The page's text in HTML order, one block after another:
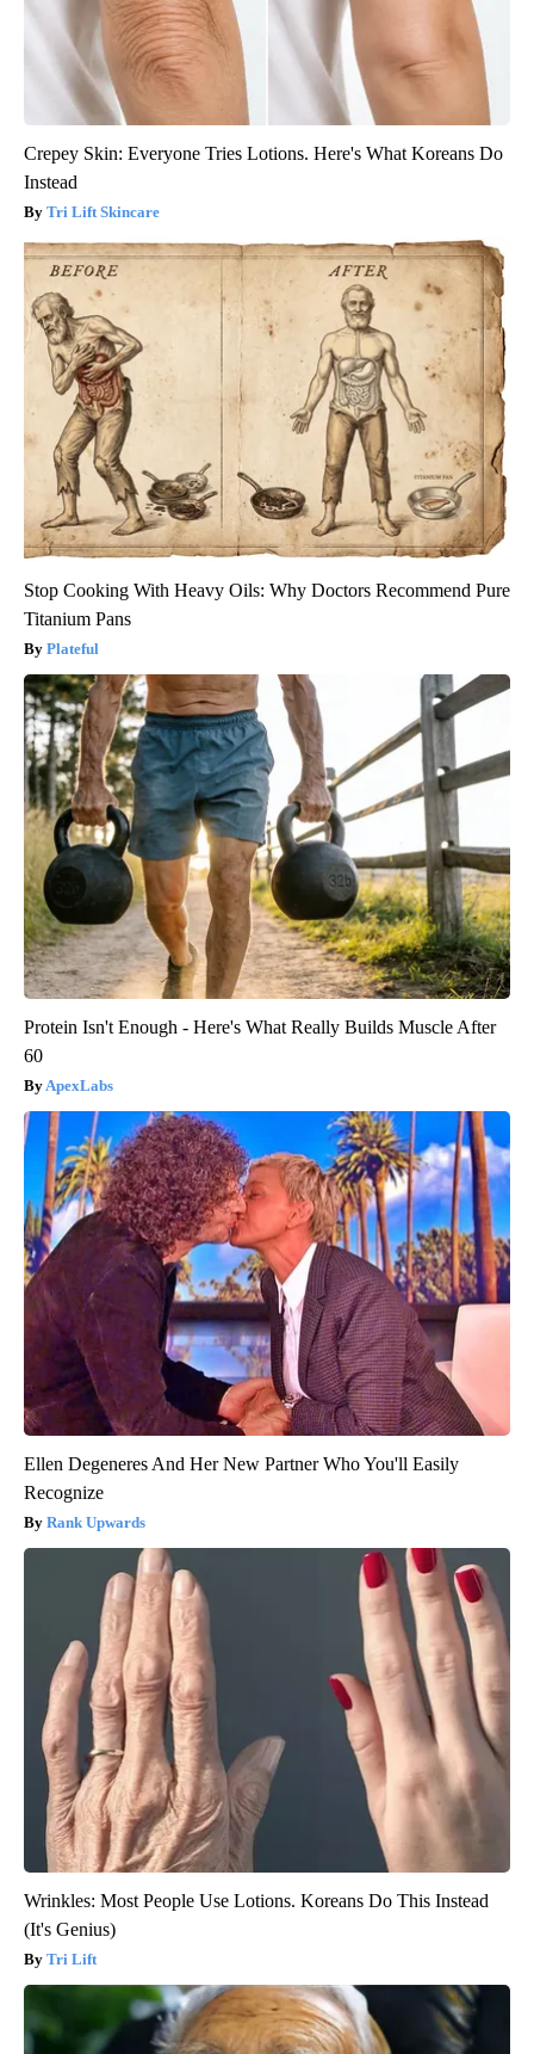
Crepey Skin: Everyone Tries Lotions. Here's What Koreans Do
Instead
Tri Lift Skincare
Stop Cooking With Heavy Oils: Why Doctors Recommend Pure
Titanium Pans
Plateful
Protein Isn't Enough - Here's What Really Builds Muscle After
60
ApexLabs
Ellen Degeneres And Her New Partner Who You'll Easily
Recognize
Rank Upwards
Wrinkles: Most People Use Lotions. Koreans Do This Instead
(It's Genius)
Tri Lift